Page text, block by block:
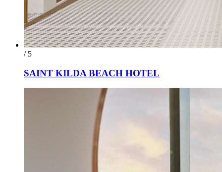
/ 5
SAINT KILDA BEACH HOTEL